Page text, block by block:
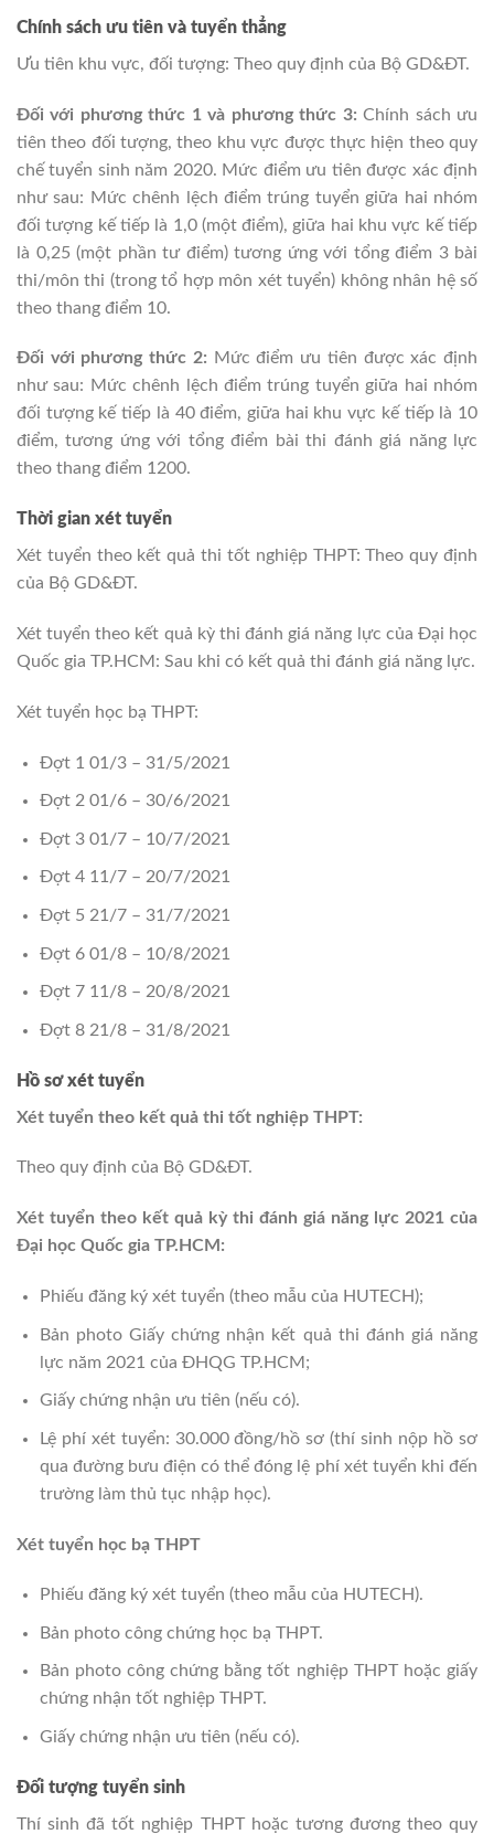
Chính sách ưu tiên và tuyển thẳng
Ưu tiên khu vực, đối tượng: Theo quy định của Bộ GD&ĐT.
Đối với phương thức 1 và phương thức 3: Chính sách ưu
tiên theo đối tượng, theo khu vực được thực hiện theo quy
chế tuyển sinh năm 2020. Mức điểm ưu tiên được xác định
như sau: Mức chênh lệch điểm trúng tuyển giữa hai nhóm
đối tượng kế tiếp là 1,0 (một điểm), giữa hai khu vực kế tiếp
là 0,25 (một phần tư điểm) tương ứng với tổng điểm 3 bài
thi/môn thi (trong tổ hợp môn xét tuyển) không nhân hệ số
theo thang điểm 10.
Đối với phương thức 2: Mức điểm ưu tiên được xác định
như sau: Mức chênh lệch điểm trúng tuyển giữa hai nhóm
đối tượng kế tiếp là 40 điểm, giữa hai khu vực kế tiếp là 10
điểm, tương ứng với tổng điểm bài thi đánh giá năng lực
theo thang điểm 1200.
Thời gian xét tuyển
Xét tuyển theo kết quả thi tốt nghiệp THPT: Theo quy định
của Bộ GD&ĐT.
Xét tuyển theo kết quả kỳ thi đánh giá năng lực của Đại học
Quốc gia TP.HCM: Sau khi có kết quả thi đánh giá năng lực.
Xét tuyển học bạ THPT:
Đợt 1 01/3 – 31/5/2021
Đợt 2 01/6 – 30/6/2021
Đợt 3 01/7 – 10/7/2021
Đợt 4 11/7 – 20/7/2021
Đợt 5 21/7 – 31/7/2021
Đợt 6 01/8 – 10/8/2021
Đợt 7 11/8 – 20/8/2021
Đợt 8 21/8 – 31/8/2021
Hồ sơ xét tuyển
Xét tuyển theo kết quả thi tốt nghiệp THPT:
Theo quy định của Bộ GD&ĐT.
Xét tuyển theo kết quả kỳ thi đánh giá năng lực 2021 của
Đại học Quốc gia TP.HCM:
Phiếu đăng ký xét tuyển (theo mẫu của HUTECH);
Bản photo Giấy chứng nhận kết quả thi đánh giá năng
lực năm 2021 của ĐHQG TP.HCM;
Giấy chứng nhận ưu tiên (nếu có).
Lệ phí xét tuyển: 30.000 đồng/hồ sơ (thí sinh nộp hồ sơ
qua đường bưu điện có thể đóng lệ phí xét tuyển khi đến
trường làm thủ tục nhập học).
Xét tuyển học bạ THPT
Phiếu đăng ký xét tuyển (theo mẫu của HUTECH).
Bản photo công chứng học bạ THPT.
Bản photo công chứng bằng tốt nghiệp THPT hoặc giấy
chứng nhận tốt nghiệp THPT.
Giấy chứng nhận ưu tiên (nếu có)​.
Đối tượng tuyển sinh
Thí sinh đã tốt nghiệp THPT hoặc tương đương theo quy